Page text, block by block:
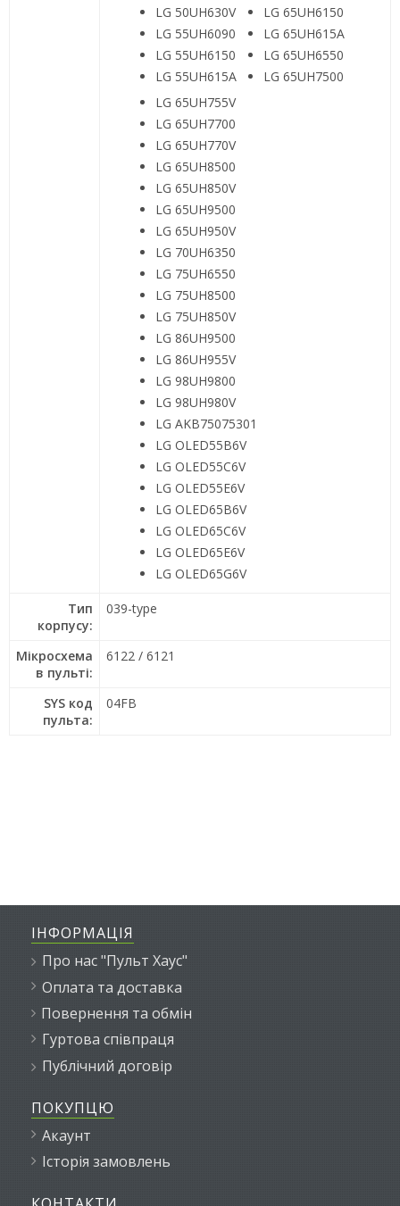
LG 50UH630V
LG 55UH6090
LG 55UH6150
LG 55UH615A
LG 65UH6150
LG 65UH615A
LG 65UH6550
LG 65UH7500
LG 65UH755V
LG 65UH7700
LG 65UH770V
LG 65UH8500
LG 65UH850V
LG 65UH9500
LG 65UH950V
LG 70UH6350
LG 75UH6550
LG 75UH8500
LG 75UH850V
LG 86UH9500
LG 86UH955V
LG 98UH9800
LG 98UH980V
LG AKB75075301
LG OLED55B6V
LG OLED55C6V
LG OLED55E6V
LG OLED65B6V
LG OLED65C6V
LG OLED65E6V
LG OLED65G6V
Тип
корпусу:
039-type
Мікросхема
в пульті:
6122 / 6121
SYS код
пульта:
04FB
ІНФОРМАЦІЯ
Про нас "Пульт Хаус"
Оплата та доставка
Повернення та обмін
Гуртова співпраця
Публічний договір
ПОКУПЦЮ
Акаунт
Історія замовлень